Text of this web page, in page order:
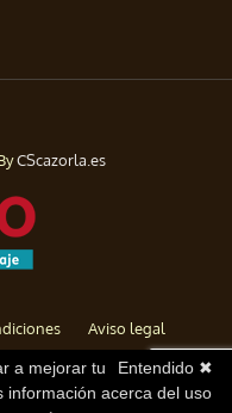
CScazorla.es
Aviso legal
Baja de Newsletter
Entendido ✖
a mejorar tu
información acerca del uso